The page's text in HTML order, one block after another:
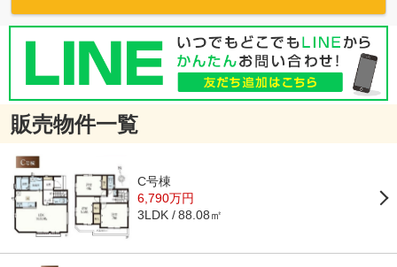
販売物件一覧
C号棟
6,790万円
3LDK 88.08㎡